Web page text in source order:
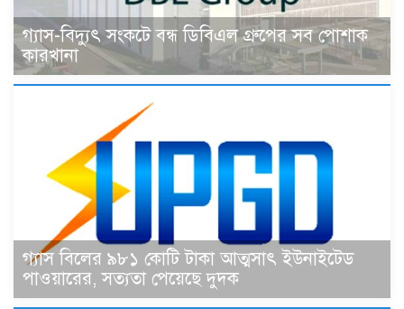
গ্যাস-বিদ্যুৎ সংকটে বন্ধ ডিবিএল গ্রুপের সব পোশাক
কারখানা
গ্যাস বিলের ৯৮১ কোটি টাকা আত্মসাৎ ইউনাইটেড
পাওয়ারের, সত্যতা পেয়েছে দুদক